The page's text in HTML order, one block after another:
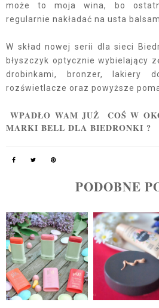
może to moja wina, bo
regularnie nakładać na usta
W skład nowej serii dla sieci
błyszczyk optycznie wybielający
drobinkami, bronzer, lakiery
rozświetlacze oraz powyższe
WPADŁO WAM JUŻ COŚ W
MARKI BELL DLA BIEDRONKI ?
PODOBNE